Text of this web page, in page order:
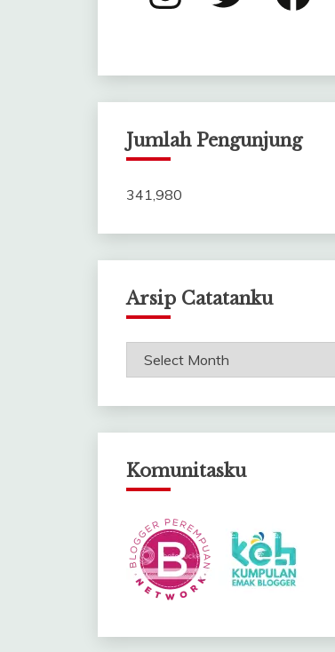
Jumlah Pengunjung
341,980
Arsip Catatanku
Arsip
Komunitasku